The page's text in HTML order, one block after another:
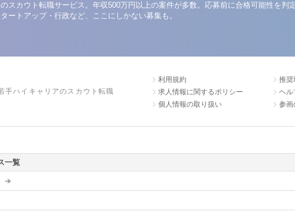
スカウト転職サービス。年収500万円以上の案件が多数。応募前に合格可能性を判
ートアップ・行政など、ここにしかない募集も。
手ハイキャリアのスカウト転職
利用規約
求人情報に関するポリシー
個人情報の取り扱い
推奨
ヘル
参画
一覧